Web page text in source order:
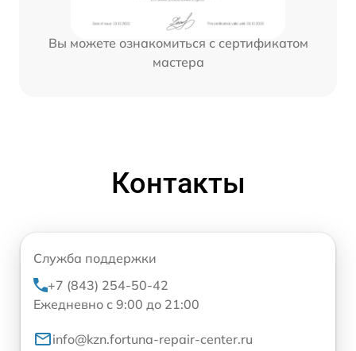
Вы можете ознакомиться с сертификатом
мастера
Контакты
Служба поддержки
+7 (843) 254-50-42
Ежедневно с 9:00 до 21:00
info@kzn.fortuna-repair-center.ru